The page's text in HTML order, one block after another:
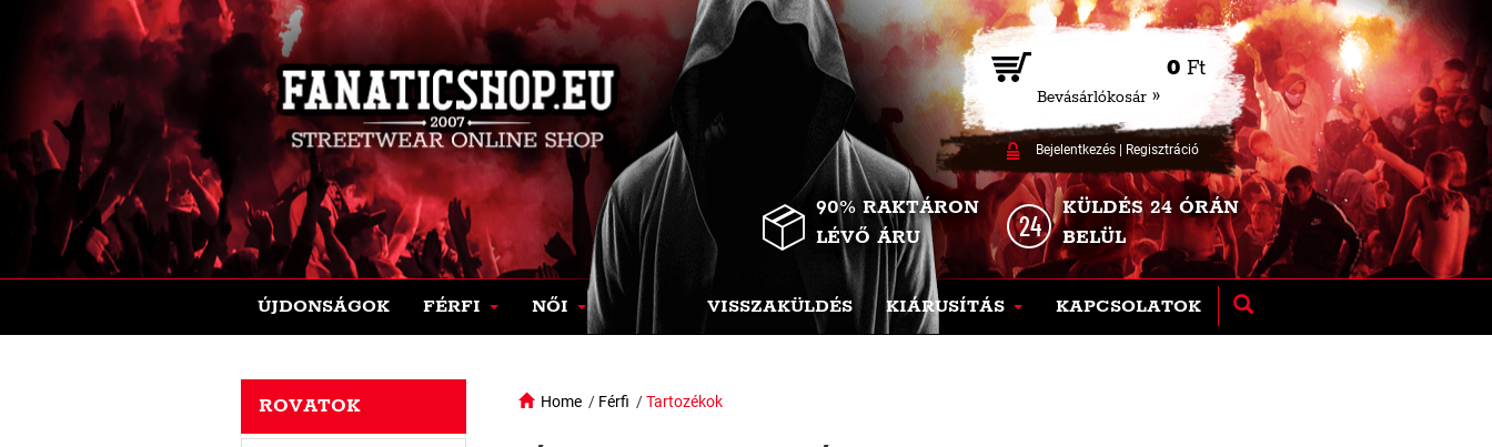
0 Ft
Bevásárlókosár »
Bejelentkezés| Regisztráció
90% RAKTÁRON
LÉVŐ ÁRU
KÜLDÉS 24 ÓRÁN
BELÜL
ÚJDONSÁGOK FÉRFI NŐI VISSZAKÜLDÉS KIÁRUSÍTÁS KAPCSOLATOK
Home / Férfi /Tartozékok
ROVATOK